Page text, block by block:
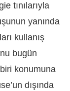
tınılarıyla
yanında
kullanış
bugün
konumuna
dışında